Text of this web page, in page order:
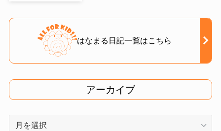
はなまる日記一覧はこちら
アーカイブ